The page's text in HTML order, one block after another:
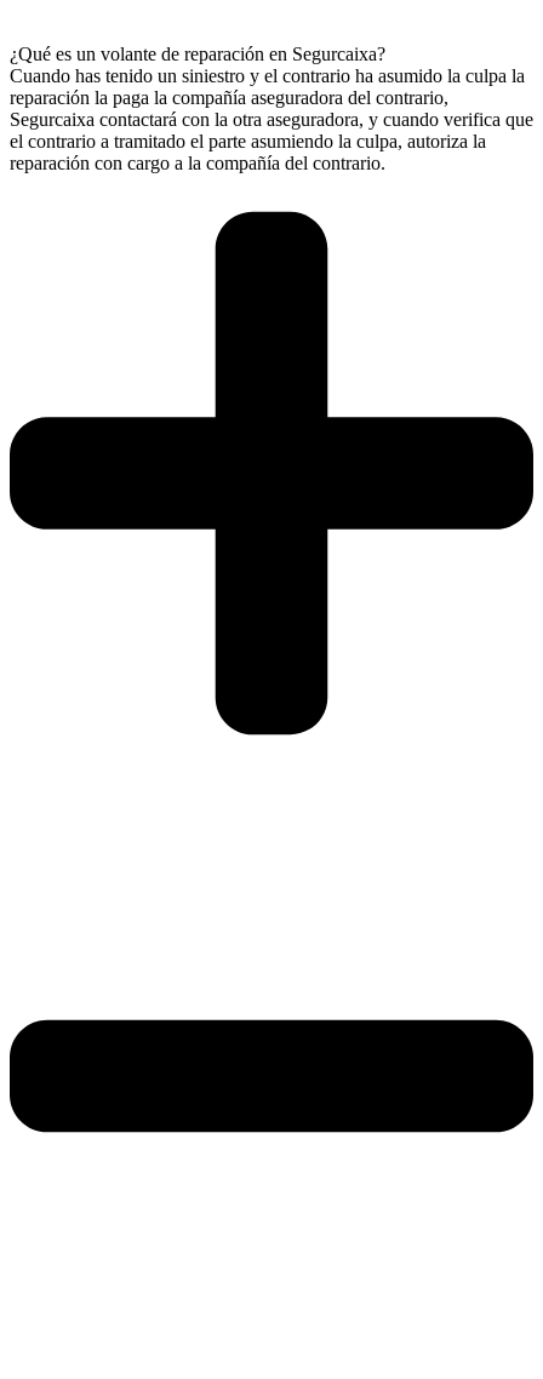
¿Qué es un volante de reparación en Segurcaixa?
Cuando has tenido un siniestro y el contrario ha asumido la culpa la
reparación la paga la compañía aseguradora del contrario,
Segurcaixa contactará con la otra aseguradora, y cuando verifica que
el contrario a tramitado el parte asumiendo la culpa, autoriza la
reparación con cargo a la compañía del contrario.